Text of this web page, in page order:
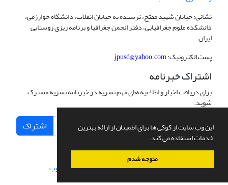
این وب سایت از کوکی ها برای اطمینان از ارائه بهترین
خدمات استفاده می کند.
متوجه شدم
نشانی: خیابان شهید مفتح، نرسیده به خیابان انقلاب، دانشگاه خوارزمی،
دانشکده علوم جغرافیایی، دفتر انجمن جغرافیا و برنامه ریزی روستایی
ایران.
پست الکترونیک:jpusd@yahoo.com
اشتراک خبرنامه
برای دریافت اخبار و اطلاعیه های مهم نشریه در خبرنامه نشریه مشترک
شوید.
اشتراک
سامانه مدیریت نشریات علمی.طراحی و پیاده سازی از سیناوب